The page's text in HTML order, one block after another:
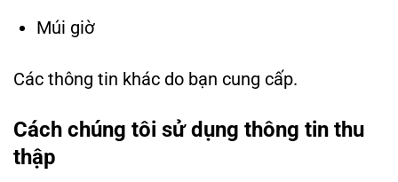
Múi giờ
Các thông tin khác do bạn cung cấp.
Cách chúng tôi sử dụng thông tin thu
thập